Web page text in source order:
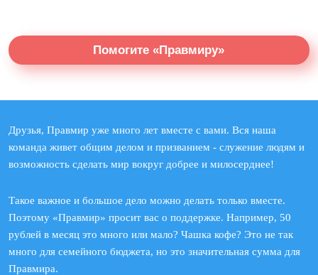
Помогите «Правмиру»
Друзья, Правмир уже много лет вместе с вами. Вся наша
команда живет общим делом и призванием - служение людям и
возможность сделать мир вокруг добрее и милосерднее!
Такое важное и большое дело можно делать только вместе.
Поэтому «Правмир» просит вас о поддержке. Например, 50
рублей в месяц это много или мало? Чашка кофе? Это не так
много для семейного бюджета, но это значительная сумма для
Правмира.